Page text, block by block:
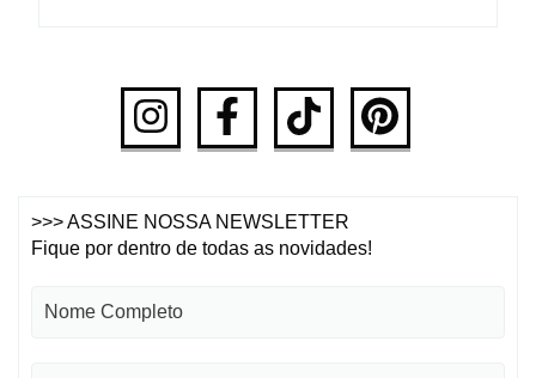
>>> ASSINE NOSSA NEWSLETTER
Fique por dentro de todas as novidades!